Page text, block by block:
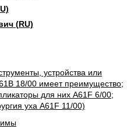
(RU)
устройства или
18/00 имеет преимущество;
для них A61F 6/00;
уха A61F 11/00)